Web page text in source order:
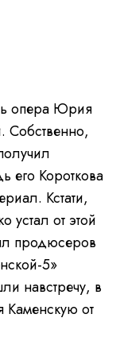
опера Юрия
Собственно,
его Короткова
Кстати,
устал от этой
продюсеров
5»
навстречу, в
Каменскую от